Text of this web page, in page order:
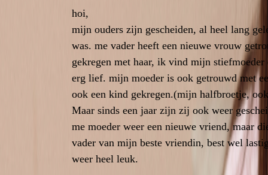
hoi,
mijn ouders zijn gescheiden, al heel lang
was. me vader heeft een nieuwe vrouw
gekregen met haar, ik vind mijn stiefmoeder
erg lief. mijn moeder is ook getrouwd met
ook een kind gekregen.(mijn halfbroetje,
Maar sinds een jaar zijn zij ook weer
me moeder weer een nieuwe vriend, maar
vader van mijn beste vriendin, best wel
weer heel leuk.
mijn ouders zijn gescheiden, al heel lang
was. me vader heeft een nieuwe vrouw
gekregen met haar, ik vind mijn stiefmoeder
erg lief. mijn moeder is ook getrouwd met
ook een kind gekregen.(mijn halfbroetje,
Maar sinds een jaar zijn zij ook weer
me moeder weer een nieuwe vriend,
vader van mijn beste vriendin, best wel